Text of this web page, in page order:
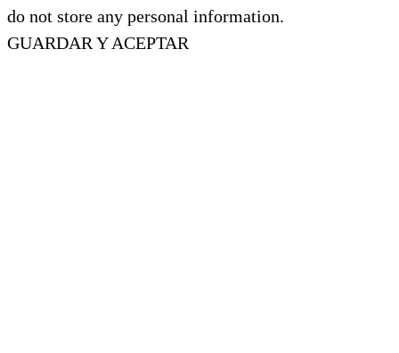
do not store any personal information.
GUARDAR Y ACEPTAR